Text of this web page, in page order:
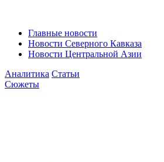
Главные новости
Новости Северного Кавказа
Новости Центральной Азии
Аналитика Статьи
Сюжеты